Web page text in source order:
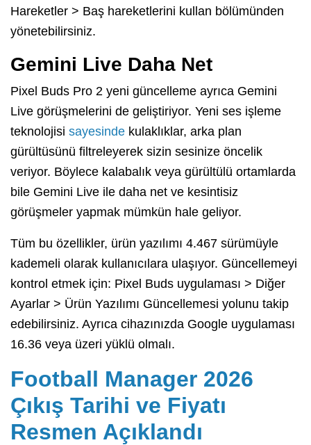
Hareketler > Baş hareketlerini kullan bölümünden
yönetebilirsiniz.
Gemini Live Daha Net
Pixel Buds Pro 2 yeni güncelleme ayrıca Gemini
Live görüşmelerini de geliştiriyor. Yeni ses işleme
teknolojisi sayesinde kulaklıklar, arka plan
gürültüsünü filtreleyerek sizin sesinize öncelik
veriyor. Böylece kalabalık veya gürültülü ortamlarda
bile Gemini Live ile daha net ve kesintisiz
görüşmeler yapmak mümkün hale geliyor.
Tüm bu özellikler, ürün yazılımı 4.467 sürümüyle
kademeli olarak kullanıcılara ulaşıyor. Güncellemeyi
kontrol etmek için: Pixel Buds uygulaması > Diğer
Ayarlar > Ürün Yazılımı Güncellemesi yolunu takip
edebilirsiniz. Ayrıca cihazınızda Google uygulaması
16.36 veya üzeri yüklü olmalı.
Football Manager 2026
Çıkış Tarihi ve Fiyatı
Resmen Açıklandı